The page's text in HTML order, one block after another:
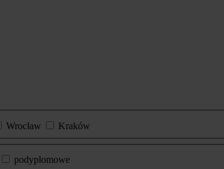
Wrocław
Kraków
podyplomowe